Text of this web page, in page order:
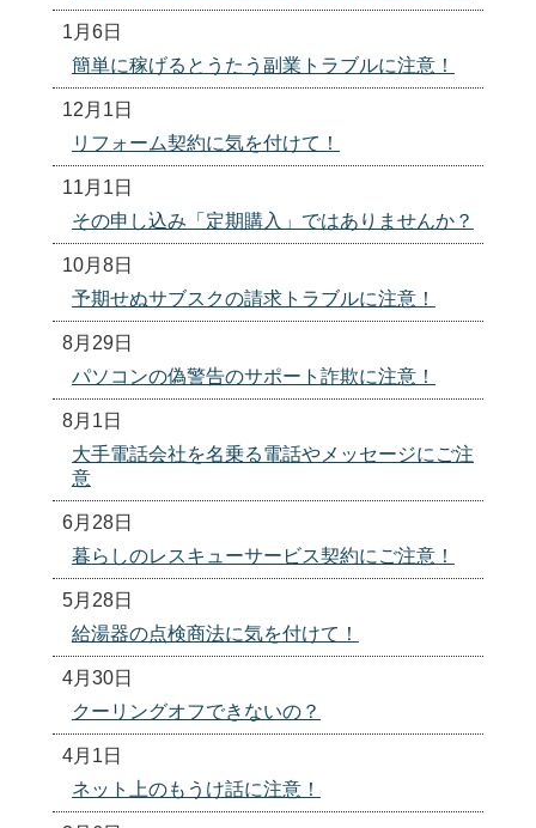
1月6日
簡単に稼げるとうたう副業トラブルに注意！
12月1日
リフォーム契約に気を付けて！
11月1日
その申し込み「定期購入」ではありませんか？
10月8日
予期せぬサブスクの請求トラブルに注意！
8月29日
パソコンの偽警告のサポート詐欺に注意！
8月1日
大手電話会社を名乗る電話やメッセージにご注
意
6月28日
暮らしのレスキューサービス契約にご注意！
5月28日
給湯器の点検商法に気を付けて！
4月30日
クーリングオフできないの？
4月1日
ネット上のもうけ話に注意！